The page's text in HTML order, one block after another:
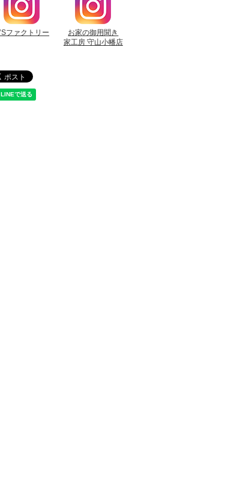
ファクトリー
お家の御用聞き
家工房 守山小幡店